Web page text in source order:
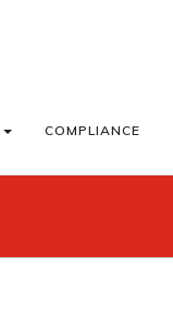
COMPLIANCE